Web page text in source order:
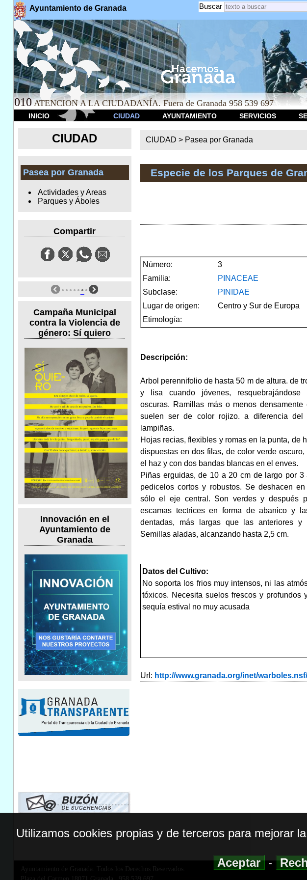
Ayuntamiento de Granada Buscar
010 ATENCION A LA CIUDADANÍA. Fuera de Granada 958 539 697
INICIO CIUDAD AYUNTAMIENTO SERVICIOS
CIUDAD
Pasea por Granada
Actividades y Areas
Parques y Áboles
Compartir
Campaña Municipal
contra la Violencia de
género: Sí quiero
Innovación en el
Ayuntamiento de
Granada
CIUDAD > Pasea por Granada
Especie de los Parques de
Número:
3
Familia:
PINACEAE
Subclase:
PINIDAE
Lugar de origen:
Centro y Sur de Europa
Etimología:
Descripción:
Arbol perennifolio de hasta 50 m de altura. de
y lisa cuando jóvenes, resquebrajándose
oscuras. Ramillas más o menos
suelen ser de color rojizo. a diferencia del
lampiñas.
Hojas recias, flexibles y romas en la punta, de
dispuestas en dos filas, de color verde
el haz y con dos bandas blancas en el enves.
Piñas erguidas, de 10 a 20 cm de largo por
pedicelos cortos y robustos. Se deshacen
sólo el eje central. Son verdes y después
escamas tectrices en forma de abanico y
dentadas, más largas que las anteriores y
Semillas aladas, alcanzando hasta 2,5 cm.
Datos del Cultivo:
No soporta los frios muy intensos, ni las
tóxicos. Necesita suelos frescos y profundos
sequía estival no muy acusada
Url: http://www.granada.org/inet/
Ayuntamiento de Granada. Todos los Derechos Reservados.
Utilizamos cookies propias y de terceros para mejorar
Aceptar-